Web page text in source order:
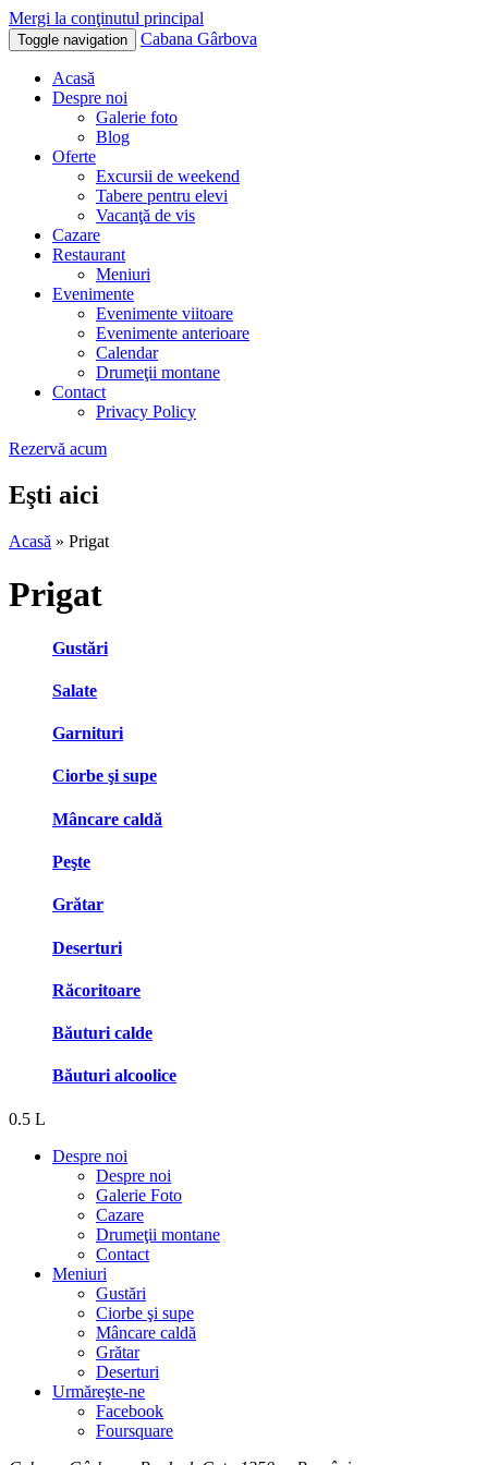
Mergi la conţinutul principal
Toggle navigation Cabana Gârbova
Acasă
Despre noi
Galerie foto
Blog
Oferte
Excursii de weekend
Tabere pentru elevi
Vacanţă de vis
Cazare
Restaurant
Meniuri
Evenimente
Evenimente viitoare
Evenimente anterioare
Calendar
Drumeţii montane
Contact
Privacy Policy
Rezervă acum
Eşti aici
Acasă » Prigat
Prigat
Gustări
Salate
Garnituri
Ciorbe şi supe
Mâncare caldă
Peşte
Grătar
Deserturi
Răcoritoare
Băuturi calde
Băuturi alcoolice
0.5 L
Despre noi
Despre noi
Galerie Foto
Cazare
Drumeţii montane
Contact
Meniuri
Gustări
Ciorbe şi supe
Mâncare caldă
Grătar
Deserturi
Urmăreşte-ne
Facebook
Foursquare